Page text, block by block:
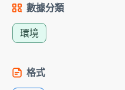
數據分類
環境
格式